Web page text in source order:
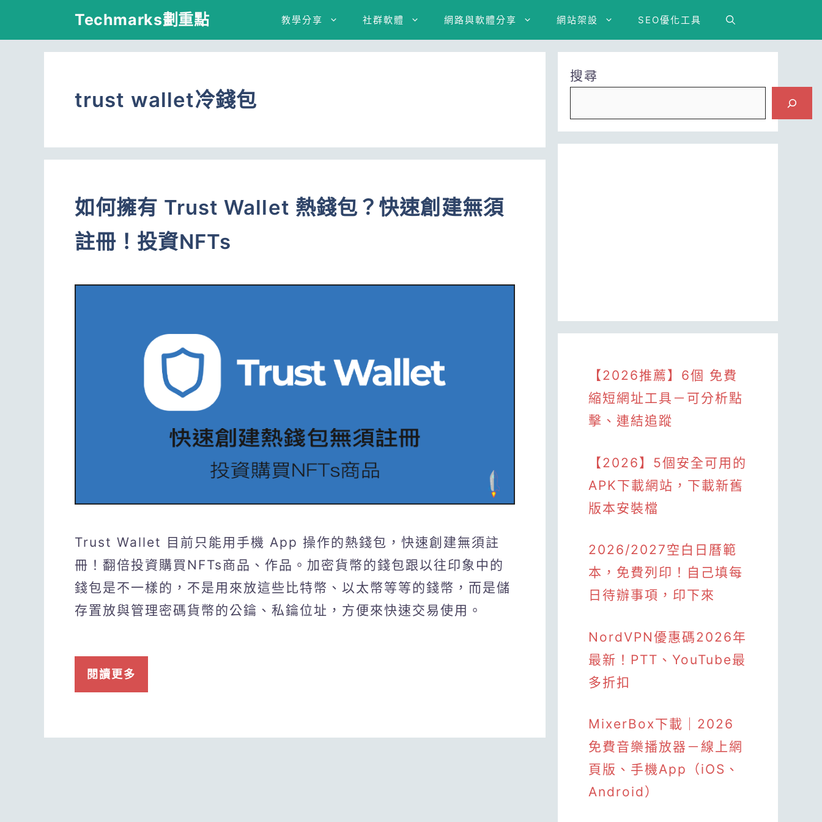
Techmarks劃重點 教學分享 社群軟體 網路與軟體分享 網站架設 SEO優化工具
trust wallet冷錢包
如何擁有 Trust Wallet 熱錢包？快速創建無須
註冊！投資NFTs
Trust Wallet 目前只能用手機 App 操作的熱錢包，快速創建無須註
冊！翻倍投資購買NFTs商品、作品。加密貨幣的錢包跟以往印象中的
錢包是不一樣的，不是用來放這些比特幣、以太幣等等的錢幣，而是儲
存置放與管理密碼貨幣的公鑰、私鑰位址，方便來快速交易使用。
閱讀更多
搜尋
【2026推薦】6個 免費
縮短網址工具－可分析點
擊、連結追蹤
【2026】5個安全可用的
APK下載網站，下載新舊
版本安裝檔
2026/2027空白日曆範
本，免費列印！自己填每
日待辦事項，印下來
NordVPN優惠碼2026年
最新！PTT、YouTube最
多折扣
MixerBox下載｜2026
免費音樂播放器－線上網
頁版、手機App（iOS、
Android）